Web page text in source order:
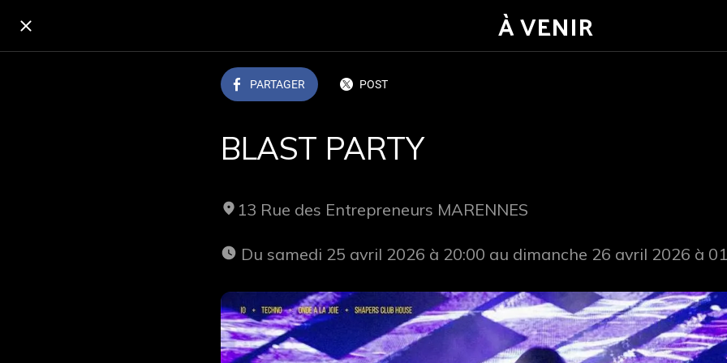
À VENIR
PARTAGER POST
BLAST PARTY
13 Rue des Entrepreneurs MARENNES
Du samedi 25 avril 2026 à 20:00 au dimanche 26 avril 2026 à